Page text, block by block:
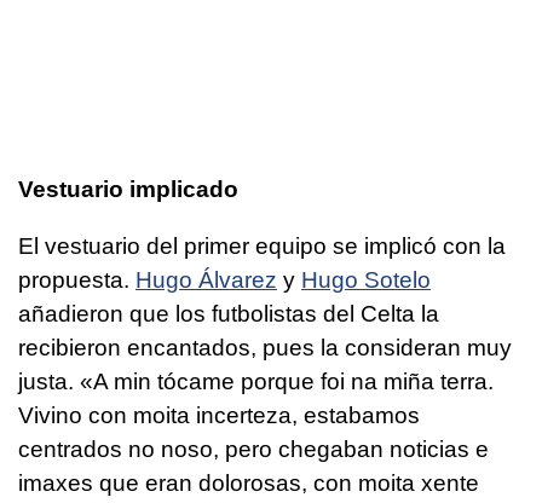
Vestuario implicado
El vestuario del primer equipo se implicó con la
propuesta. Hugo Álvarez y Hugo Sotelo
añadieron que los futbolistas del Celta la
recibieron encantados, pues la consideran muy
justa. «A min tócame porque foi na miña terra.
Vivino con moita incerteza, estabamos
centrados no noso, pero chegaban noticias e
imaxes que eran dolorosas, con moita xente